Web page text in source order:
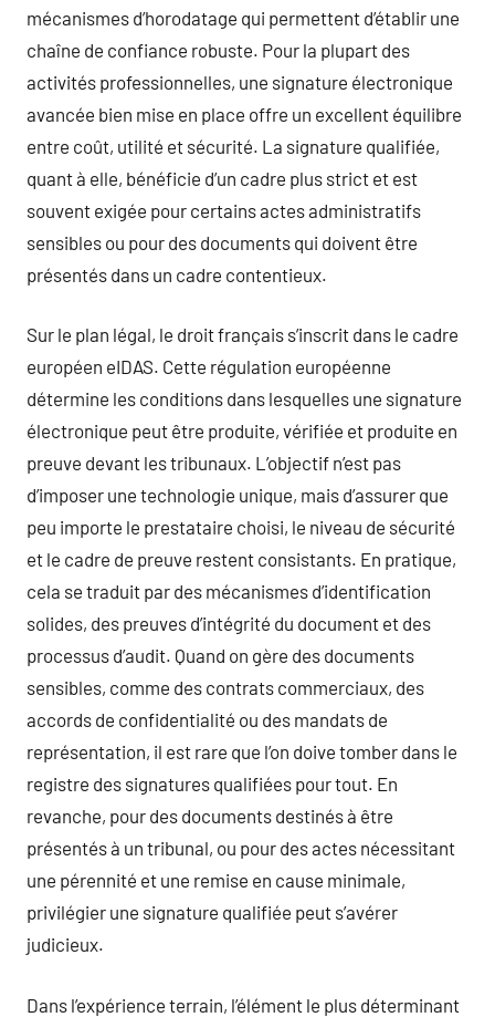
mécanismes d’horodatage qui permettent d’établir une
chaîne de confiance robuste. Pour la plupart des
activités professionnelles, une signature électronique
avancée bien mise en place offre un excellent équilibre
entre coût, utilité et sécurité. La signature qualifiée,
quant à elle, bénéficie d’un cadre plus strict et est
souvent exigée pour certains actes administratifs
sensibles ou pour des documents qui doivent être
présentés dans un cadre contentieux.
Sur le plan légal, le droit français s’inscrit dans le cadre
européen eIDAS. Cette régulation européenne
détermine les conditions dans lesquelles une signature
électronique peut être produite, vérifiée et produite en
preuve devant les tribunaux. L’objectif n’est pas
d’imposer une technologie unique, mais d’assurer que
peu importe le prestataire choisi, le niveau de sécurité
et le cadre de preuve restent consistants. En pratique,
cela se traduit par des mécanismes d’identification
solides, des preuves d’intégrité du document et des
processus d’audit. Quand on gère des documents
sensibles, comme des contrats commerciaux, des
accords de confidentialité ou des mandats de
représentation, il est rare que l’on doive tomber dans le
registre des signatures qualifiées pour tout. En
revanche, pour des documents destinés à être
présentés à un tribunal, ou pour des actes nécessitant
une pérennité et une remise en cause minimale,
privilégier une signature qualifiée peut s’avérer
judicieux.
Dans l’expérience terrain, l’élément le plus déterminant